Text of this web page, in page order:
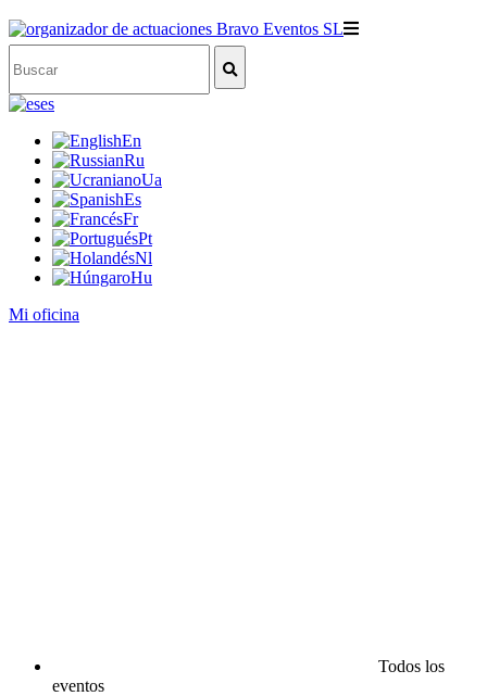
es
En
Ru
Ua
Es
Fr
Pt
Nl
Hu
Mi oficina
Todos los
eventos